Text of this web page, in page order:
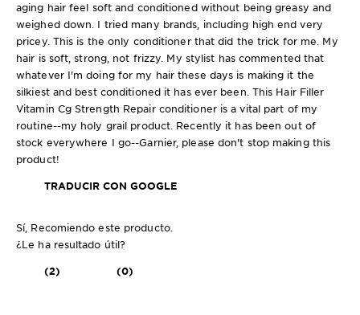
aging hair feel soft and conditioned without being greasy and
weighed down. I tried many brands, including high end very
pricey. This is the only conditioner that did the trick for me. My
hair is soft, strong, not frizzy. My stylist has commented that
whatever I'm doing for my hair these days is making it the
silkiest and best conditioned it has ever been. This Hair Filler
Vitamin Cg Strength Repair conditioner is a vital part of my
routine--my holy grail product. Recently it has been out of
stock everywhere I go--Garnier, please don't stop making this
product!
TRADUCIR CON GOOGLE
Sí, Recomiendo este producto.
¿Le ha resultado útil?
(2) (0)